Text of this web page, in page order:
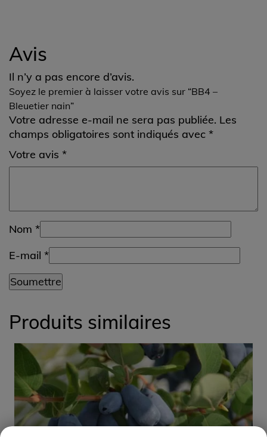
Avis
Il n’y a pas encore d’avis.
Soyez le premier à laisser votre avis sur “BB4 –
Bleuetier nain”
Votre adresse e-mail ne sera pas publiée. Les
champs obligatoires sont indiqués avec *
Votre avis *
Nom *
E-mail *
Produits similaires